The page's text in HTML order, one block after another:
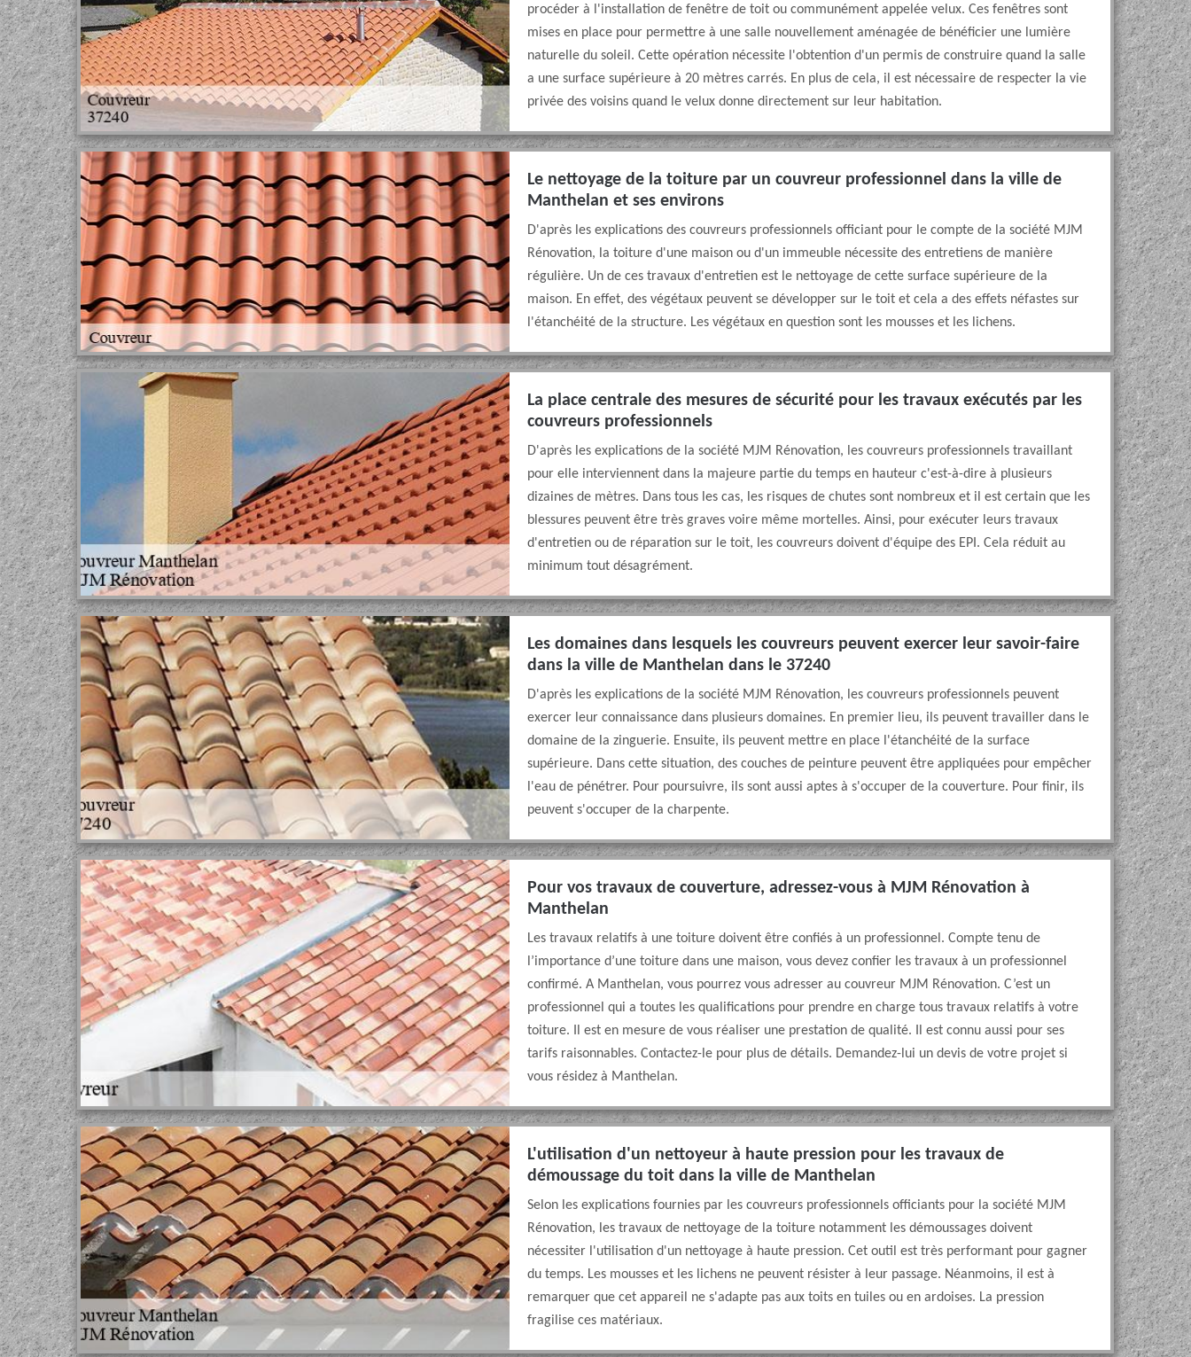
procéder à l'installation de fenêtre de toit ou communément appelée velux. Ces fenêtres sont
mises en place pour permettre à une salle nouvellement aménagée de bénéficier une lumière
naturelle du soleil. Cette opération nécessite l'obtention d'un permis de construire quand la salle
a une surface supérieure à 20 mètres carrés. En plus de cela, il est nécessaire de respecter la vie
privée des voisins quand le velux donne directement sur leur habitation.
Le nettoyage de la toiture par un couvreur professionnel dans la ville de
Manthelan et ses environs
D'après les explications des couvreurs professionnels officiant pour le compte de la société MJM
Rénovation, la toiture d'une maison ou d'un immeuble nécessite des entretiens de manière
régulière. Un de ces travaux d'entretien est le nettoyage de cette surface supérieure de la
maison. En effet, des végétaux peuvent se développer sur le toit et cela a des effets néfastes sur
l'étanchéité de la structure. Les végétaux en question sont les mousses et les lichens.
La place centrale des mesures de sécurité pour les travaux exécutés par les
couvreurs professionnels
D'après les explications de la société MJM Rénovation, les couvreurs professionnels travaillant
pour elle interviennent dans la majeure partie du temps en hauteur c'est-à-dire à plusieurs
dizaines de mètres. Dans tous les cas, les risques de chutes sont nombreux et il est certain que les
blessures peuvent être très graves voire même mortelles. Ainsi, pour exécuter leurs travaux
d'entretien ou de réparation sur le toit, les couvreurs doivent d'équipe des EPI. Cela réduit au
minimum tout désagrément.
Les domaines dans lesquels les couvreurs peuvent exercer leur savoir-faire
dans la ville de Manthelan dans le 37240
D'après les explications de la société MJM Rénovation, les couvreurs professionnels peuvent
exercer leur connaissance dans plusieurs domaines. En premier lieu, ils peuvent travailler dans le
domaine de la zinguerie. Ensuite, ils peuvent mettre en place l'étanchéité de la surface
supérieure. Dans cette situation, des couches de peinture peuvent être appliquées pour empêcher
l'eau de pénétrer. Pour poursuivre, ils sont aussi aptes à s'occuper de la couverture. Pour finir, ils
peuvent s'occuper de la charpente.
Pour vos travaux de couverture, adressez-vous à MJM Rénovation à
Manthelan
Les travaux relatifs à une toiture doivent être confiés à un professionnel. Compte tenu de
l’importance d’une toiture dans une maison, vous devez confier les travaux à un professionnel
confirmé. A Manthelan, vous pourrez vous adresser au couvreur MJM Rénovation. C’est un
professionnel qui a toutes les qualifications pour prendre en charge tous travaux relatifs à votre
toiture. Il est en mesure de vous réaliser une prestation de qualité. Il est connu aussi pour ses
tarifs raisonnables. Contactez-le pour plus de détails. Demandez-lui un devis de votre projet si
vous résidez à Manthelan.
L'utilisation d'un nettoyeur à haute pression pour les travaux de
démoussage du toit dans la ville de Manthelan
Selon les explications fournies par les couvreurs professionnels officiants pour la société MJM
Rénovation, les travaux de nettoyage de la toiture notamment les démoussages doivent
nécessiter l'utilisation d'un nettoyage à haute pression. Cet outil est très performant pour gagner
du temps. Les mousses et les lichens ne peuvent résister à leur passage. Néanmoins, il est à
remarquer que cet appareil ne s'adapte pas aux toits en tuiles ou en ardoises. La pression
fragilise ces matériaux.